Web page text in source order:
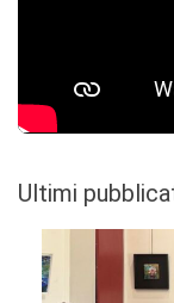
Ultimi